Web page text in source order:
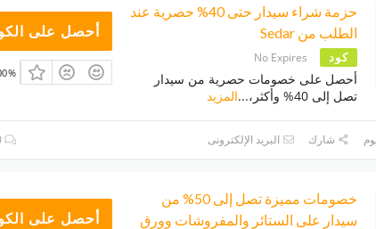
حزمة شراء سيدار حتى 40% حصرية عند
الطلب من Sedar
كود No Expires
أحصل على خصومات حصرية من سيدار
تصل إلى 40% وأكثر،
...المزيد
أحصل على
100%
شارك البريد الإلكترونى
خصومات مميزة تصل إلى 50% من
سيدار على الستائر والمفروشات وورق
أحصل على